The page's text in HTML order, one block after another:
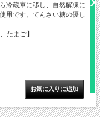
冷蔵庫に移し、自然解凍に
用です。てんさい糖の優し
たまご】